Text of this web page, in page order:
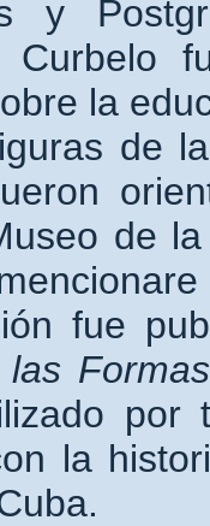
y
Curbelo
la
de
de
fue
por
la